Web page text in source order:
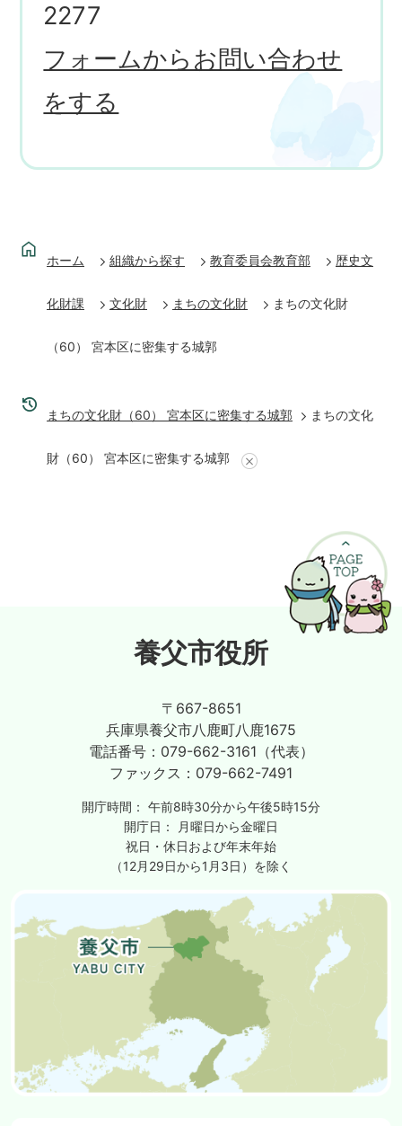
2277
フォームからお問い合わせ
をする
ホーム 組織から探す 教育委員会教育部 歴史文
化財課 文化財 まちの文化財 まちの文化財
（60） 宮本区に密集する城郭
まちの文化財（60） 宮本区に密集する城郭 まちの文化
財（60） 宮本区に密集する城郭
養父市役所
〒667-8651
兵庫県養父市八鹿町八鹿1675
電話番号： 079-662-3161（代表）
ファックス： 079-662-7491
開庁時間： 午前8時30分から午後5時15分
開庁日：
月曜日から金曜日
祝日・休日および年末年始
（12月29日から1月3日）を除く